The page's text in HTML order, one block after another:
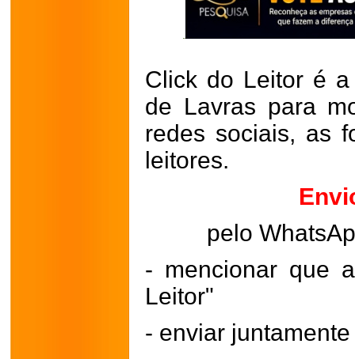
Click do Leitor é
de Lavras para
redes sociais, as
leitores.
pelo
- mencionar que
Leitor"
- enviar